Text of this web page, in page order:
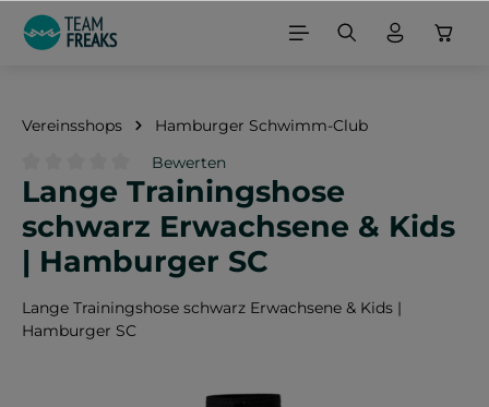
springen
Vereinsshops Hamburger Schwimm-Club
Durchschnittliche Bewertung von 0 von 5 Sternen
Bewerten
Lange Trainingshose
schwarz Erwachsene & Kids
| Hamburger SC
Lange Trainingshose schwarz Erwachsene & Kids |
Hamburger SC